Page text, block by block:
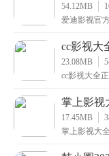
54.12MB
爱迪影视官
视爱
cc影视大
23.08MB
cc影视大全
掌上影视
17.45MB
掌上影视大